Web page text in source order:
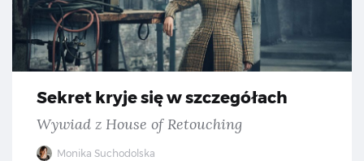
Sekret kryje się w szczegółach
Wywiad z House of Retouching
Monika Suchodolska